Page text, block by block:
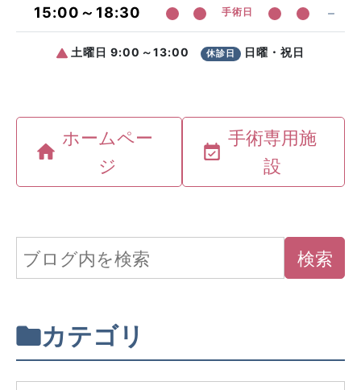
ホームペー
ジ
手術専用施
設
カテゴリ